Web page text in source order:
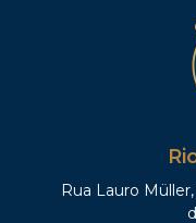
Rua Lauro